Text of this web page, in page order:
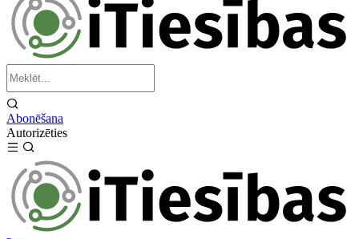
Abonēšana
Autorizēties